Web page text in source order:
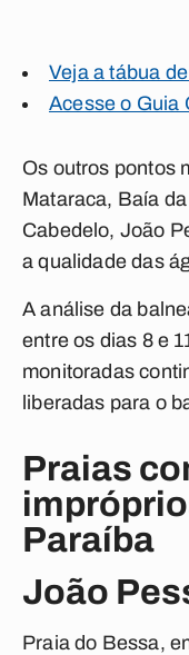
Veja a tábua
Acesse o Guia
Os outros pontos
Mataraca, Baía
Cabedelo, João
a qualidade das
A análise da
entre os dias 8 e
monitoradas
liberadas para o
Praias
Paraíba
João
Praia do Bessa,